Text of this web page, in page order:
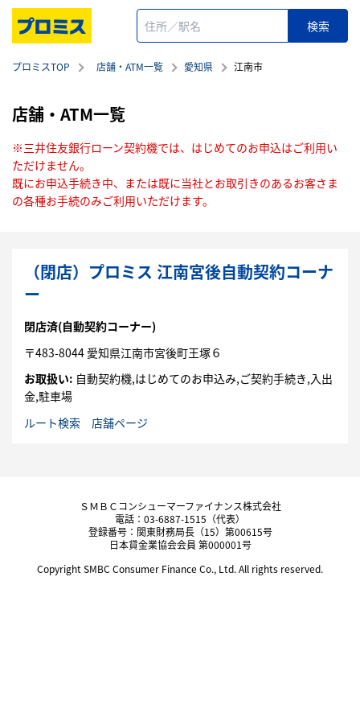
プロミスTOP 店舗・ATM一覧 愛知県 江南市
店舗・ATM一覧
※三井住友銀行ローン契約機では、はじめてのお申込はご利用い
ただけません。
既にお申込手続き中、または既に当社とお取引きのあるお客さま
の各種お手続のみご利用いただけます。
（閉店）プロミス 江南宮後自動契約コーナ
ー
閉店済(自動契約コーナー)
〒483-8044 愛知県江南市宮後町王塚６
お取扱い: 自動契約機,はじめてのお申込み,ご契約手続き,入出
金,駐車場
ルート検索
店舗ページ
ＳＭＢＣコンシューマーファイナンス株式会社
電話：03-6887-1515（代表）
登録番号：関東財務局長（15）第00615号
日本貸金業協会会員 第000001号
Copyright SMBC Consumer Finance Co., Ltd. All rights reserved.